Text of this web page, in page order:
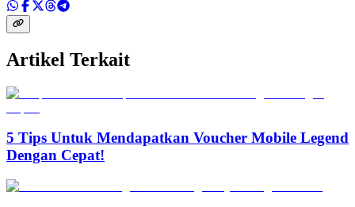
Artikel Terkait
5 Tips Untuk Mendapatkan Voucher Mobile Legend
Dengan Cepat!